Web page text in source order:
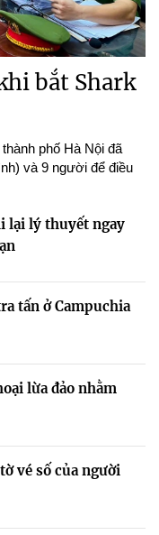
bắt Shark
phố Hà Nội đã
và 9 người để điều
lại lý thuyết ngay
tấn ở Campuchia
lừa đảo nhằm
vé số của người